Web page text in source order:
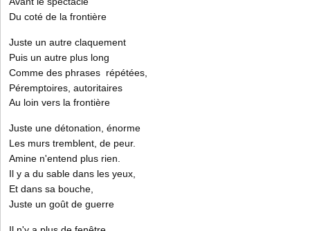
Du coté de la frontière
Juste un autre claquement
Puis un autre plus long
Comme des phrases répétées,
Péremptoires, autoritaires
Au loin vers la frontière
Juste une détonation, énorme
Les murs tremblent, de peur.
Amine n'entend plus rien.
Il y a du sable dans les yeux,
Et dans sa bouche,
Juste un goût de guerre